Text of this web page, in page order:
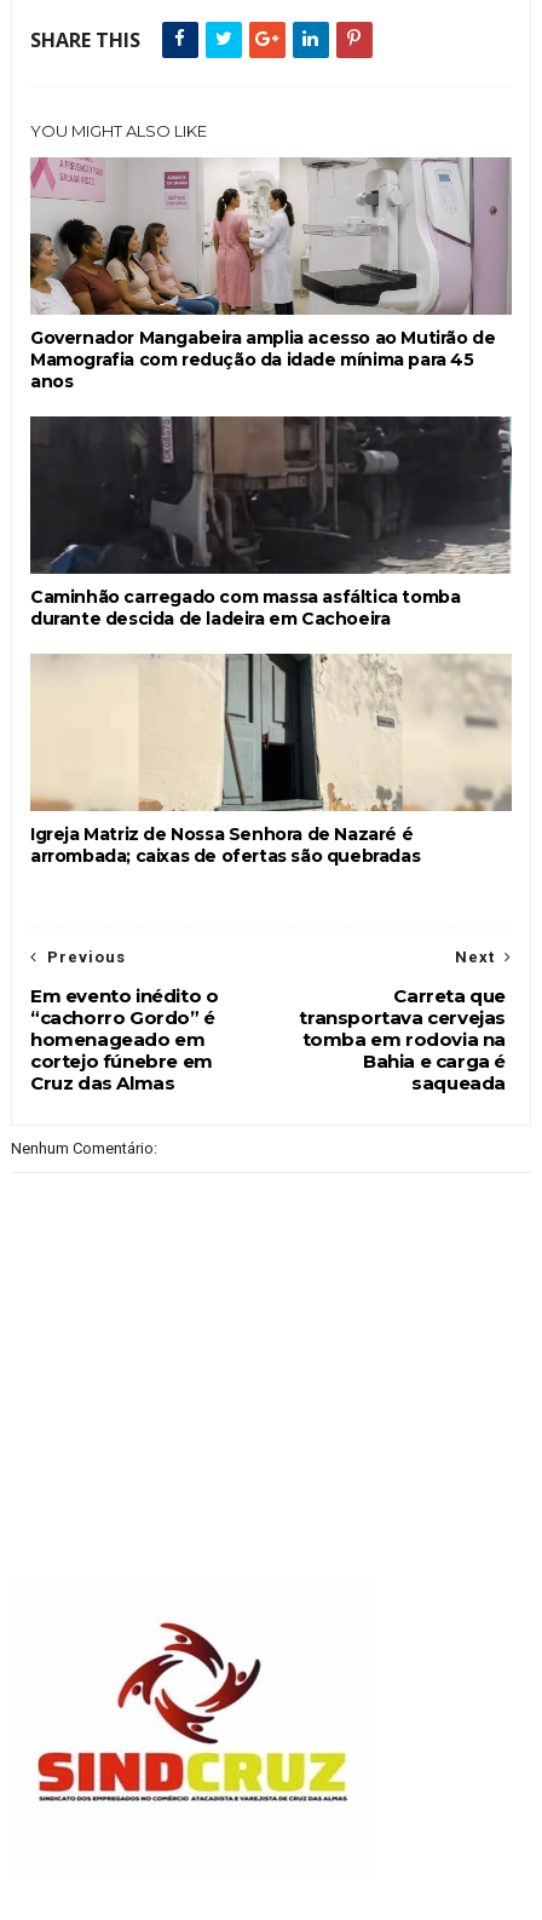
SHARE THIS
YOU MIGHT ALSO LIKE
Governador Mangabeira amplia acesso ao Mutirão de
Mamografia com redução da idade mínima para 45
anos
Caminhão carregado com massa asfáltica tomba
durante descida de ladeira em Cachoeira
Igreja Matriz de Nossa Senhora de Nazaré é
arrombada; caixas de ofertas são quebradas
Next
Carreta que
transportava cervejas
tomba em rodovia na
Bahia e carga é
saqueada
Previous
Em evento inédito o
“cachorro Gordo” é
homenageado em
cortejo fúnebre em
Cruz das Almas
Nenhum Comentário: